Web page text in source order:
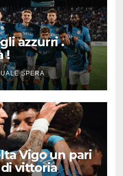
azzurri .
!
SPERA
Vigo un pari
vittoria